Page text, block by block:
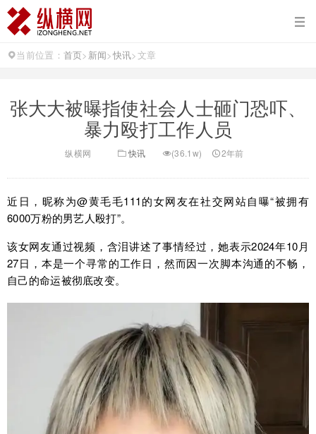
当前位置： 首页> 新闻>快讯>文章
张大大被曝指使社会人士砸门恐吓、
暴力殴打工作人员
纵横网 快讯 (36.1w) 2年前
近日，昵称为@黄毛毛111的女网友在社交网站自曝“被拥有
6000万粉的男艺人殴打”。
该女网友通过视频，含泪讲述了事情经过，她表示2024年10月
27日，本是一个寻常的工作日，然而因一次脚本沟通的不畅，
自己的命运被彻底改变。